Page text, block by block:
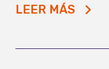
LEER MÁS